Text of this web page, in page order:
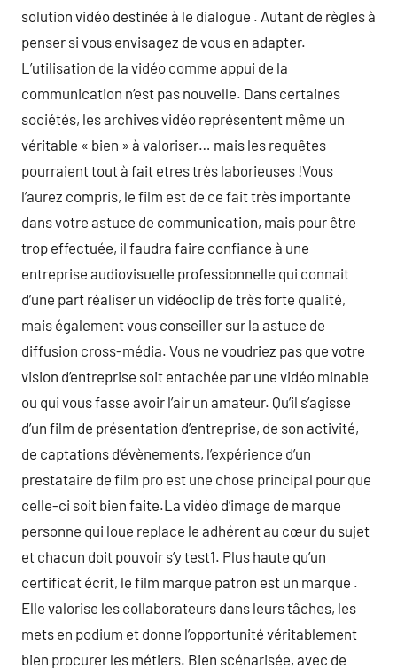
solution vidéo destinée à le dialogue . Autant de règles à
penser si vous envisagez de vous en adapter.
L’utilisation de la vidéo comme appui de la
communication n’est pas nouvelle. Dans certaines
sociétés, les archives vidéo représentent même un
véritable « bien » à valoriser… mais les requêtes
pourraient tout à fait etres très laborieuses !Vous
l’aurez compris, le film est de ce fait très importante
dans votre astuce de communication, mais pour être
trop effectuée, il faudra faire confiance à une
entreprise audiovisuelle professionnelle qui connait
d’une part réaliser un vidéoclip de très forte qualité,
mais également vous conseiller sur la astuce de
diffusion cross-média. Vous ne voudriez pas que votre
vision d’entreprise soit entachée par une vidéo minable
ou qui vous fasse avoir l’air un amateur. Qu’il s’agisse
d’un film de présentation d’entreprise, de son activité,
de captations d’évènements, l’expérience d’un
prestataire de film pro est une chose principal pour que
celle-ci soit bien faite.La vidéo d’image de marque
personne qui loue replace le adhérent au cœur du sujet
et chacun doit pouvoir s’y test1. Plus haute qu’un
certificat écrit, le film marque patron est un marque .
Elle valorise les collaborateurs dans leurs tâches, les
mets en podium et donne l’opportunité véritablement
bien procurer les métiers. Bien scénarisée, avec de